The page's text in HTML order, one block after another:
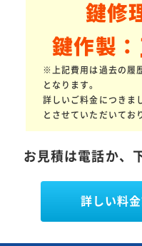
鍵修
鍵作製：
※上記費用は過去の履
となります。
詳しいご料金につきま
とさせていただいてお
お見積は電話か、
詳しい料